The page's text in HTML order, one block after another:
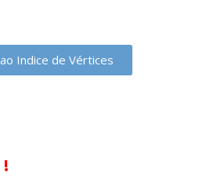
Indice de Vértices